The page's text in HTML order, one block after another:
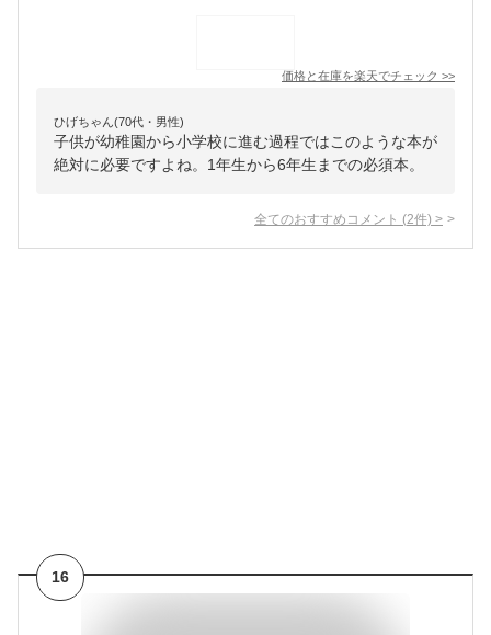
価格と在庫を楽天でチェック >>
ひげちゃん(70代・男性)
子供が幼稚園から小学校に進む過程ではこのような本が
絶対に必要ですよね。1年生から6年生までの必須本。
全てのおすすめコメント (2件) >
16